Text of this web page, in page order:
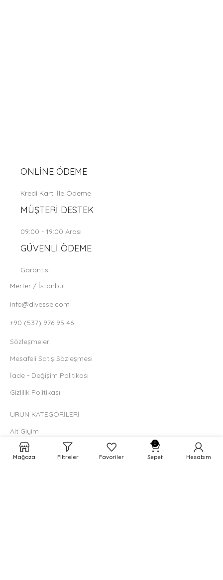
ONLİNE ÖDEME
Kredi Kartı İle Ödeme
MÜŞTERİ DESTEK
09:00 - 19:00 Arası
GÜVENLİ ÖDEME
Garantisi
Merter / İstanbul
info@divesse.com
+90 (537) 976 95 46
Sözleşmeler
Mesafeli Satış Sözleşmesi
İade - Değişim Politikası
Gizlilik Politikası
ÜRÜN KATEGORİLERİ
Alt Giyim
Dış Giyim
Mağaza Filtreler Favoriler
0
Sepet Hesabım